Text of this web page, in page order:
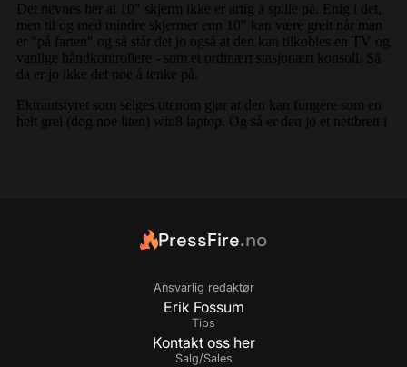
PressFire.no
Ansvarlig redaktør
Erik Fossum
Tips
Kontakt oss her
Salg/Sales